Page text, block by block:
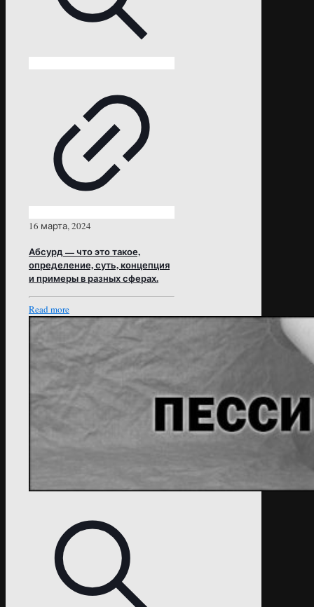
16 марта, 2024
Абсурд — что это такое,
определение, суть, концепция
и примеры в разных сферах.
Read more